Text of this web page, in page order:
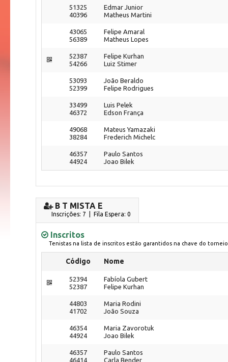
51325
40396
Edmar Junior
Matheus Martini
43065
56389
Felipe Amaral
Matheus Lopes
52387
54266
Felipe Kurhan
Luiz Stimer
53093
52399
João Beraldo
Felipe Rodrigues
33499
46372
Luis Pelek
Edson França
49068
38284
Mateus Yamazaki
Frederich Michelc
46357
44924
Paulo Santos
Joao Bilek
B T MISTA E
Inscrições: 7 | Fila Espera: 0
Inscritos
Tenistas na lista de inscritos estão garantidos na chave do torneio
Código Nome
52394
52387
Fabíola Gubert
Felipe Kurhan
44803
41702
Maria Rodini
João Souza
46354
44924
Maria Zavorotuk
Joao Bilek
46357
46414
Paulo Santos
Carla Bender